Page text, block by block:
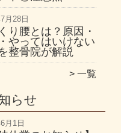
月28日
り腰とは？原因・
やってはいけない
整骨院が解説
一覧
らせ
月1日